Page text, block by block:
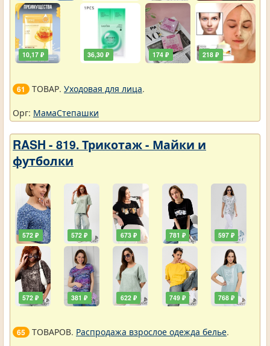
10,17 ₽ 36,30 ₽ 174 ₽ 218 ₽
61 ТОВАР. Уходовая для лица.
Орг: МамаСтепашки
RASH - 819. Трикотаж - Майки и
футболки
572 ₽
572 ₽
572 ₽
381 ₽
673 ₽
622 ₽
781 ₽
749 ₽
597 ₽
768 ₽
65 ТОВАРОВ. Распродажа взрослое одежда белье.